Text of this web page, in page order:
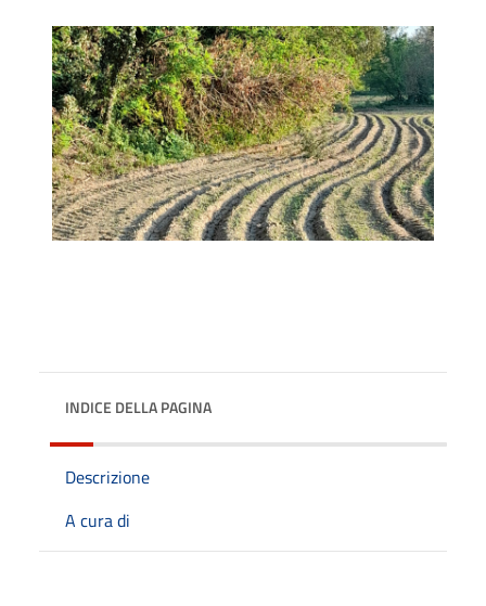
INDICE DELLA PAGINA
Descrizione
A cura di